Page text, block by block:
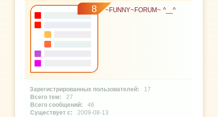
8 ~FUNNY~FORUM~ ^__^
17
27
46
2009-08-13